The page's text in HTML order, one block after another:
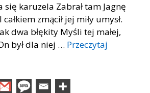
się karuzela Zabrał tam Jagnę
zmącił jej miły umysł.
dwa błękity Myśli tej małej,
był dla niej … Przeczytaj